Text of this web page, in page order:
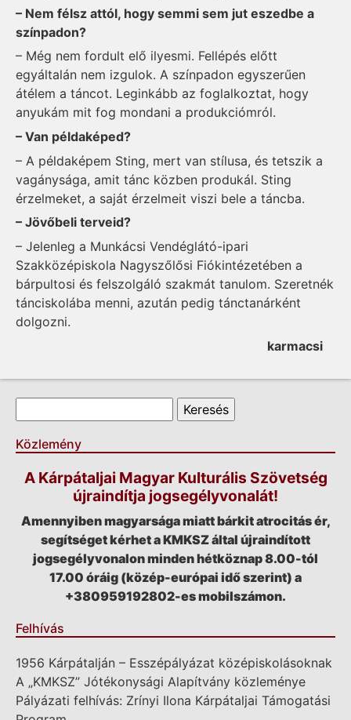
– Nem félsz attól, hogy semmi sem jut eszedbe a
színpadon?
– Még nem fordult elő ilyesmi. Fellépés előtt
egyáltalán nem izgulok. A színpadon egyszerűen
átélem a táncot. Leginkább az foglalkoztat, hogy
anyukám mit fog mondani a produkciómról.
– Van példaképed?
– A példaképem Sting, mert van stílusa, és tetszik a
vagánysága, amit tánc közben produkál. Sting
érzelmeket, a saját érzelmeit viszi bele a táncba.
– Jövőbeli terveid?
– Jelenleg a Munkácsi Vendéglátó-ipari
Szakközépiskola Nagyszőlősi Fiókintézetében a
bárpultosi és felszolgáló szakmát tanulom. Szeretnék
tánciskolába menni, azután pedig tánctanárként
dolgozni.
karmacsi
Keresés űrlap
Keresés
Közlemény
A Kárpátaljai Magyar Kulturális Szövetség
újraindítja jogsegélyvonalát!
Amennyiben magyarsága miatt bárkit atrocitás ér,
segítséget kérhet a KMKSZ által újraindított
jogsegélyvonalon minden hétköznap 8.00-tól
17.00 óráig (közép-európai idő szerint) a
+380959192802-es mobilszámon.
Felhívás
1956 Kárpátalján – Esszépályázat középiskolásoknak
A „KMKSZ” Jótékonysági Alapítvány közleménye
Pályázati felhívás: Zrínyi Ilona Kárpátaljai Támogatási